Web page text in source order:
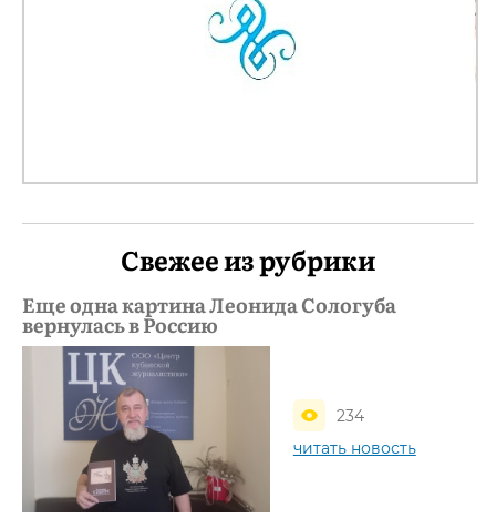
Свежее из рубрики
Еще одна картина Леонида Сологуба
вернулась в Россию
234
читать новость